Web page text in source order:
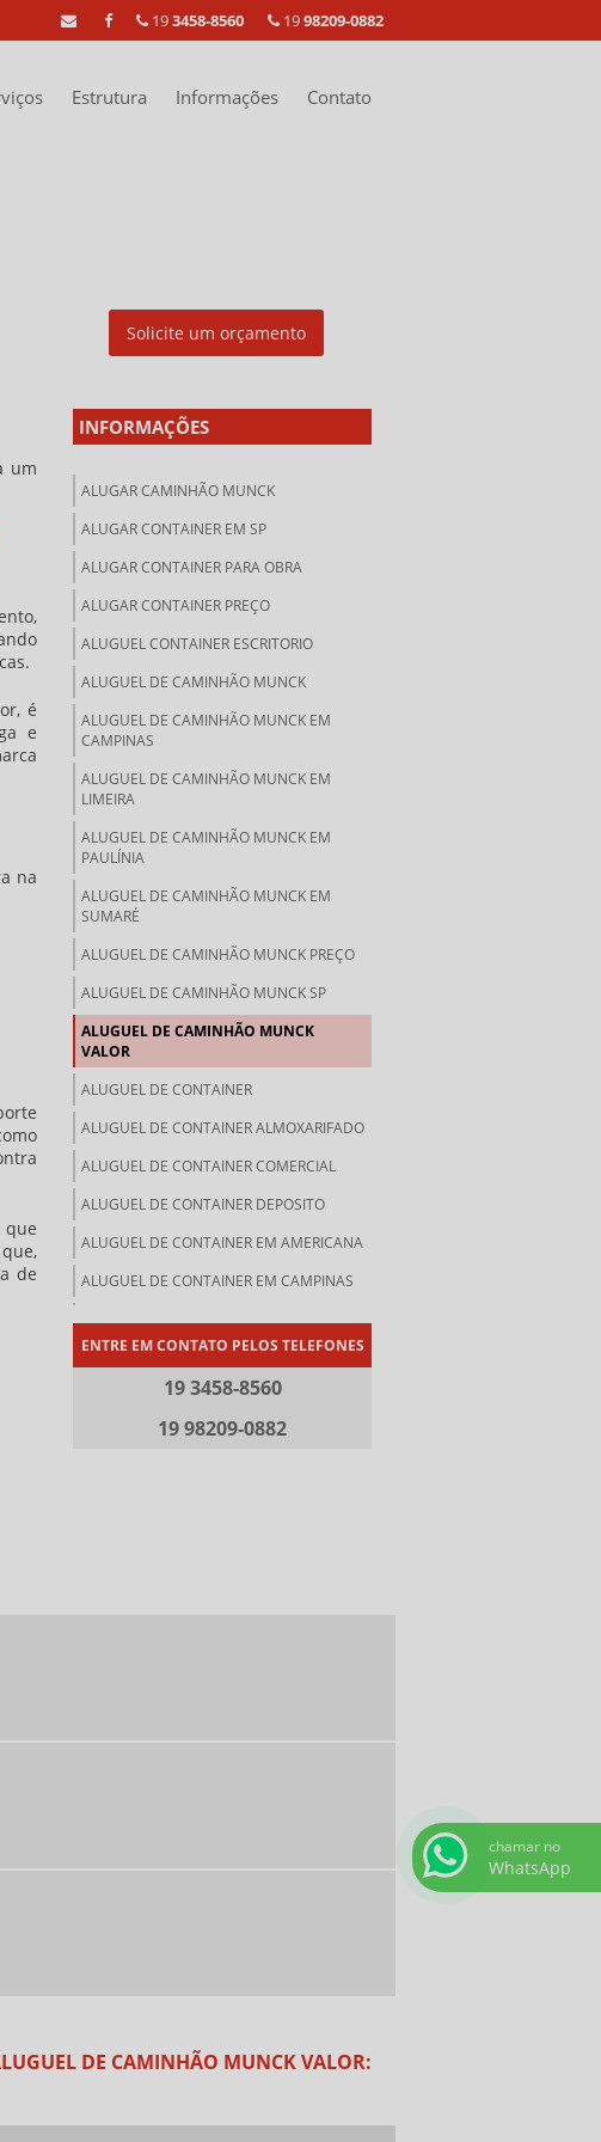
1998209-0882
193458-8560
Estrutura Informações Contato
um
é
e
na
de
Solicite um orçamento
INFORMAÇÕES
ALUGAR CAMINHÃO MUNCK
ALUGAR CONTAINER EM SP
ALUGAR CONTAINER PARA OBRA
ALUGAR CONTAINER PREÇO
ALUGUEL CONTAINER ESCRITORIO
ALUGUEL DE CAMINHÃO MUNCK
ALUGUEL DE CAMINHÃO MUNCK EM
CAMPINAS
ALUGUEL DE CAMINHÃO MUNCK EM
LIMEIRA
ALUGUEL DE CAMINHÃO MUNCK EM
PAULÍNIA
ALUGUEL DE CAMINHÃO MUNCK EM
SUMARÉ
ALUGUEL DE CAMINHÃO MUNCK PREÇO
ALUGUEL DE CAMINHÃO MUNCK SP
ALUGUEL DE CAMINHÃO MUNCK
VALOR
ALUGUEL DE CONTAINER
ALUGUEL DE CONTAINER ALMOXARIFADO
ALUGUEL DE CONTAINER COMERCIAL
ALUGUEL DE CONTAINER DEPOSITO
ALUGUEL DE CONTAINER EM AMERICANA
ALUGUEL DE CONTAINER EM CAMPINAS
ALUGUEL DE CONTAINER EM LIMEIRA
ALUGUEL DE CONTAINER EM PAULÍNIA
ALUGUEL DE CONTAINER EM SUMARE
ALUGUEL DE CONTAINER LOJA
EMPRESA DE ALUGUEL DE CONTAINER
ENTRE EM CONTATO PELOS TELEFONES
19 3458-8560
19 98209-0882
DE CAMINHÃO MUNCK VALOR:
chamar no
WhatsApp